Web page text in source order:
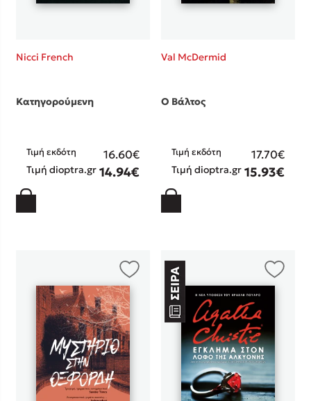
Nicci French
Κατηγορούμενη
Τιμή εκδότη 16.60€
Τιμή dioptra.gr 14.94€
Val McDermid
Ο Βάλτος
Τιμή εκδότη 17.70€
Τιμή dioptra.gr 15.93€